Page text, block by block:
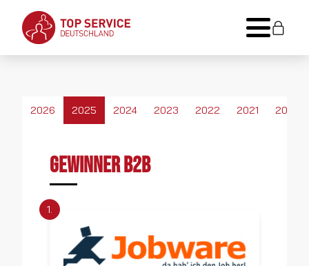
2026 2025 2024 2023 2022 2021 2020
GEWINNER B2B
1.